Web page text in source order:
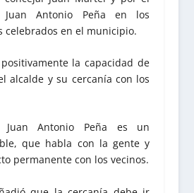
Juan Antonio Peña en los
celebrados en el municipio.
la capacidad de
alcalde y su cercanía con los
Juan Antonio Peña es un
que habla con la gente y
permanente con los vecinos.